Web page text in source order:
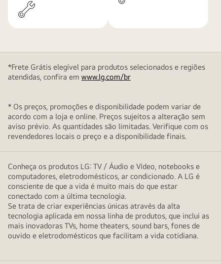
*Frete Grátis elegível para produtos selecionados e regiões
atendidas, confira em www.lg.com/br
* Os preços, promoções e disponibilidade podem variar de
acordo com a loja e online. Preços sujeitos a alteração sem
aviso prévio. As quantidades são limitadas. Verifique com os
revendedores locais o preço e a disponibilidade finais.
Conheça os produtos LG: TV / Áudio e Vídeo, notebooks e
computadores, eletrodomésticos, ar condicionado. A LG é
consciente de que a vida é muito mais do que estar
conectado com a última tecnologia.
Se trata de criar experiências únicas através da alta
tecnologia aplicada em nossa linha de produtos, que inclui as
mais inovadoras TVs, home theaters, sound bars, fones de
ouvido e eletrodomésticos que facilitam a vida cotidiana.